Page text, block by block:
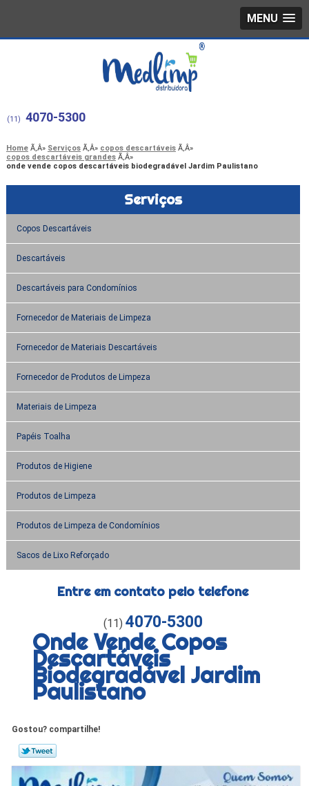
MENU
(11) 4070-5300
Home Serviços
copos descartáveis
copos descartáveis grandes
onde vende copos descartáveis biodegradável Jardim Paulistano
Serviços
Copos Descartáveis
Descartáveis
Descartáveis para Condomínios
Fornecedor de Materiais de Limpeza
Fornecedor de Materiais Descartáveis
Fornecedor de Produtos de Limpeza
Materiais de Limpeza
Papéis Toalha
Produtos de Higiene
Produtos de Limpeza
Produtos de Limpeza de Condomínios
Sacos de Lixo Reforçado
Entre em contato pelo telefone
(11) 4070-5300
Onde Vende Copos
Descartáveis
Biodegradável Jardim
Paulistano
Gostou? compartilhe!